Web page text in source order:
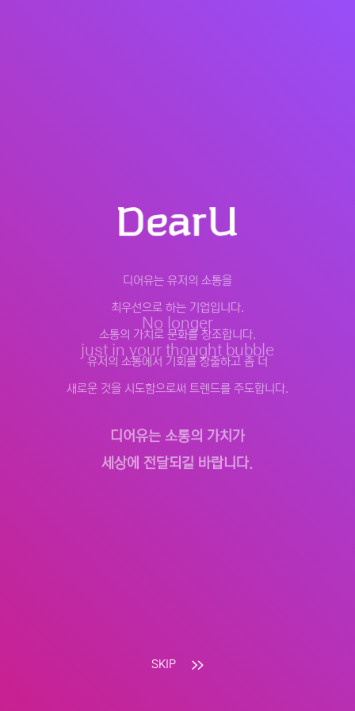
디어유는 유저의 소통을
최우선으로 하는 기업입니다.
소통의 가치로 문화를 창조합니다.
유저의 소통에서 기회를 창출하고 좀 더
새로운 것을 시도함으로써 트렌드를 주도합니다.
디어유는 소통의 가치가
세상에 전달되길 바랍니다.
No longer
just in your thought bubble
SKIP